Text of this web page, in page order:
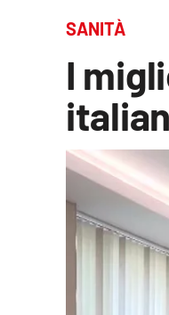
Economia e lavoro
SANITÀ
I